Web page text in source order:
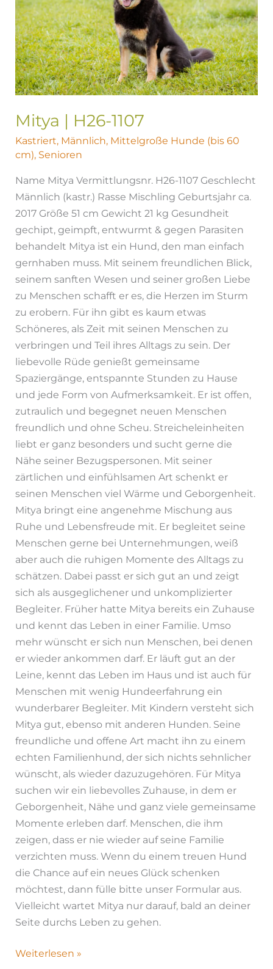
Mitya | H26-1107
Kastriert, Männlich, Mittelgroße Hunde (bis 60
cm), Senioren
Name Mitya Vermittlungsnr. H26-1107 Geschlecht
Männlich (kastr.) Rasse Mischling Geburtsjahr ca.
2017 Größe 51 cm Gewicht 21 kg Gesundheit
gechipt, geimpft, entwurmt & gegen Parasiten
behandelt Mitya ist ein Hund, den man einfach
gernhaben muss. Mit seinem freundlichen Blick,
seinem sanften Wesen und seiner großen Liebe
zu Menschen schafft er es, die Herzen im Sturm
zu erobern. Für ihn gibt es kaum etwas
Schöneres, als Zeit mit seinen Menschen zu
verbringen und Teil ihres Alltags zu sein. Der
liebevolle Rüde genießt gemeinsame
Spaziergänge, entspannte Stunden zu Hause
und jede Form von Aufmerksamkeit. Er ist offen,
zutraulich und begegnet neuen Menschen
freundlich und ohne Scheu. Streicheleinheiten
liebt er ganz besonders und sucht gerne die
Nähe seiner Bezugspersonen. Mit seiner
zärtlichen und einfühlsamen Art schenkt er
seinen Menschen viel Wärme und Geborgenheit.
Mitya bringt eine angenehme Mischung aus
Ruhe und Lebensfreude mit. Er begleitet seine
Menschen gerne bei Unternehmungen, weiß
aber auch die ruhigen Momente des Alltags zu
schätzen. Dabei passt er sich gut an und zeigt
sich als ausgeglichener und unkomplizierter
Begleiter. Früher hatte Mitya bereits ein Zuhause
und kennt das Leben in einer Familie. Umso
mehr wünscht er sich nun Menschen, bei denen
er wieder ankommen darf. Er läuft gut an der
Leine, kennt das Leben im Haus und ist auch für
Menschen mit wenig Hundeerfahrung ein
wunderbarer Begleiter. Mit Kindern versteht sich
Mitya gut, ebenso mit anderen Hunden. Seine
freundliche und offene Art macht ihn zu einem
echten Familienhund, der sich nichts sehnlicher
wünscht, als wieder dazuzugehören. Für Mitya
suchen wir ein liebevolles Zuhause, in dem er
Geborgenheit, Nähe und ganz viele gemeinsame
Momente erleben darf. Menschen, die ihm
zeigen, dass er nie wieder auf seine Familie
verzichten muss. Wenn du einem treuen Hund
die Chance auf ein neues Glück schenken
möchtest, dann fülle bitte unser Formular aus.
Vielleicht wartet Mitya nur darauf, bald an deiner
Seite durchs Leben zu gehen.
Weiterlesen »